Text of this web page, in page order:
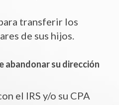
transferir los
de sus hijos.
abandonar su dirección
el IRS y/o su CPA